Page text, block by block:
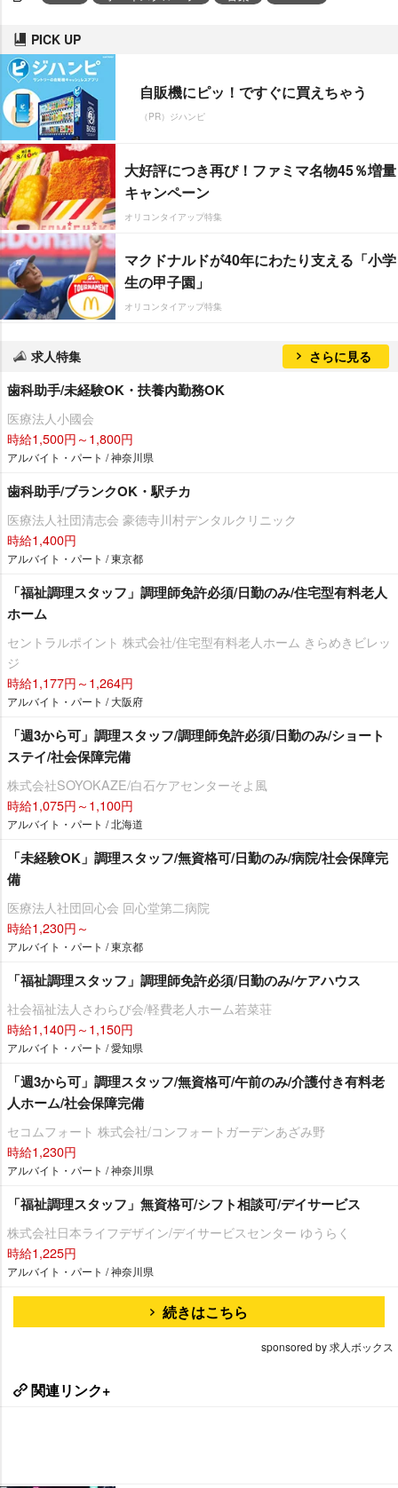
PICK UP
自販機にピッ！ですぐに買えちゃう
（PR）ジハンピ
大好評につき再び！ファミマ名物45％増量
キャンペーン
オリコンタイアップ特集
マクドナルドが40年にわたり支える「小学
生の甲子園」
オリコンタイアップ特集
求人特集 さらに見る
歯科助手/未経験OK・扶養内勤務OK
医療法人小國会
時給1,500円～1,800円
アルバイト・パート / 神奈川県
歯科助手/ブランクOK・駅チカ
医療法人社団清志会 豪徳寺川村デンタルクリニック
時給1,400円
アルバイト・パート / 東京都
「福祉調理スタッフ」調理師免許必須/日勤のみ/住宅型有料老人
ホーム
セントラルポイント 株式会社/住宅型有料老人ホーム きらめきビレッ
ジ
時給1,177円～1,264円
アルバイト・パート / 大阪府
「週3から可」調理スタッフ/調理師免許必須/日勤のみ/ショート
ステイ/社会保障完備
株式会社SOYOKAZE/白石ケアセンターそよ風
時給1,075円～1,100円
アルバイト・パート / 北海道
「未経験OK」調理スタッフ/無資格可/日勤のみ/病院/社会保障完
備
医療法人社団回心会 回心堂第二病院
時給1,230円～
アルバイト・パート / 東京都
「福祉調理スタッフ」調理師免許必須/日勤のみ/ケアハウス
社会福祉法人さわらび会/軽費老人ホーム若菜荘
時給1,140円～1,150円
アルバイト・パート / 愛知県
「週3から可」調理スタッフ/無資格可/午前のみ/介護付き有料老
人ホーム/社会保障完備
セコムフォート 株式会社/コンフォートガーデンあざみ野
時給1,230円
アルバイト・パート / 神奈川県
「福祉調理スタッフ」無資格可/シフト相談可/デイサービス
株式会社日本ライフデザイン/デイサービスセンター ゆうらく
時給1,225円
アルバイト・パート / 神奈川県
続きはこちら
sponsored by 求人ボックス
関連リンク+